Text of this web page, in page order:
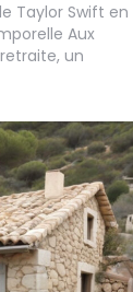
Taylor Swift en
Aux
un